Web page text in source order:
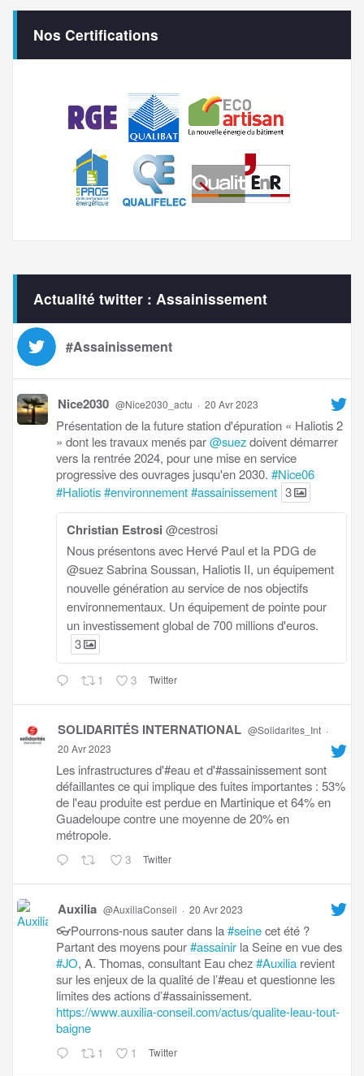
Nos Certifications
Actualité twitter : Assainissement
#Assainissement
Nice2030 @Nice2030_actu · 20 Avr 2023
Présentation de la future station d'épuration « Haliotis 2
» dont les travaux menés par@suezdoivent démarrer
vers la rentrée 2024, pour une mise en service
progressive des ouvrages jusqu'en 2030. #Nice06
#Haliotis#environnement#assainissement 3
Christian Estrosi @cestrosi
Nous présentons avec Hervé Paul et la PDG de
@suez Sabrina Soussan, Haliotis II, un équipement
nouvelle génération au service de nos objectifs
environnementaux. Un équipement de pointe pour
un investissement global de 700 millions d'euros.
3
1 3 Twitter
SOLIDARITÉS INTERNATIONAL @Solidarites_Int ·
20 Avr 2023
Les infrastructures d'#eau et d'#assainissement sont
défaillantes ce qui implique des fuites importantes : 53%
de l'eau produite est perdue en Martinique et 64% en
Guadeloupe contre une moyenne de 20% en
métropole.
3 Twitter
Auxilia @AuxiliaConseil · 20 Avr 2023
👓Pourrons-nous sauter dans la#seinecet été ?
Partant des moyens pour#assainir la Seine en vue des
#JO, A. Thomas, consultant Eau chez#Auxilia revient
sur les enjeux de la qualité de l’#eau et questionne les
limites des actions d’#assainissement.
https://www.auxilia-conseil.com/actus/qualite-leau-tout-
baigne
1 1 Twitter